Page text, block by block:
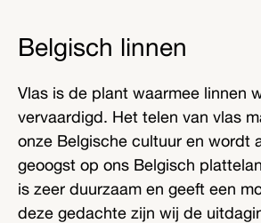
Belgisch linnen
Vlas is de plant waarmee linnen
vervaardigd. Het telen van vlas
onze Belgische cultuur en wordt
geoogst op ons Belgisch
is zeer duurzaam en geeft een
deze gedachte zijn wij de